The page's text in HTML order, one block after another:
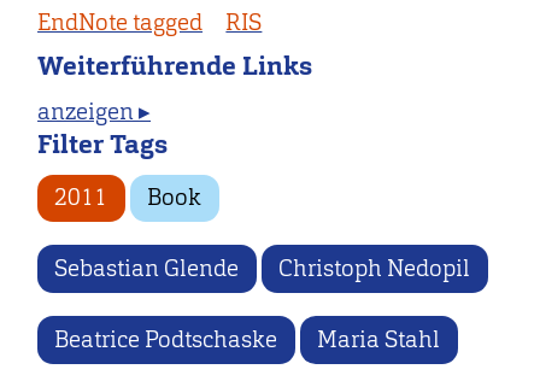
EndNote tagged
RIS
Weiterführende Links
anzeigen ▸
Filter Tags
2011 Book
Sebastian Glende Christoph Nedopil
Beatrice Podtschaske Maria Stahl